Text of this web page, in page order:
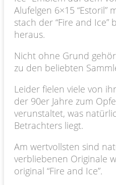
Alufelgen 6×15 “Estoril”
stach der “Fire and Ice”
heraus.
Nicht ohne Grund
zu den beliebten
Leider fielen viele von
der 90er Jahre zum
verunstaltet, was
Betrachters liegt.
Am wertvollsten sind
verbliebenen Originale
original “Fire and Ice”.